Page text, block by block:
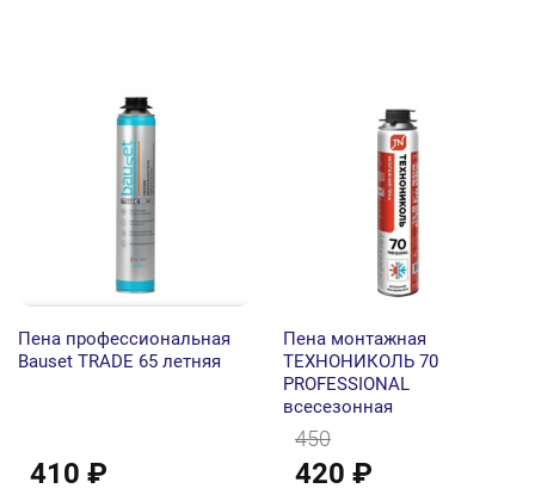
Пена профессиональная
Bauset TRADE 65 летняя
410 ₽
Пена монтажная
ТЕХНОНИКОЛЬ 70
PROFESSIONAL
всесезонная
420 ₽
450